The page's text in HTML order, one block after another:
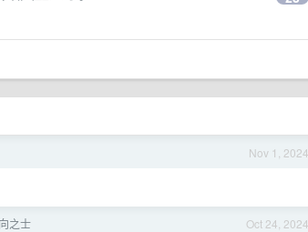
Nov 1, 2024
Oct 24, 2024
之士